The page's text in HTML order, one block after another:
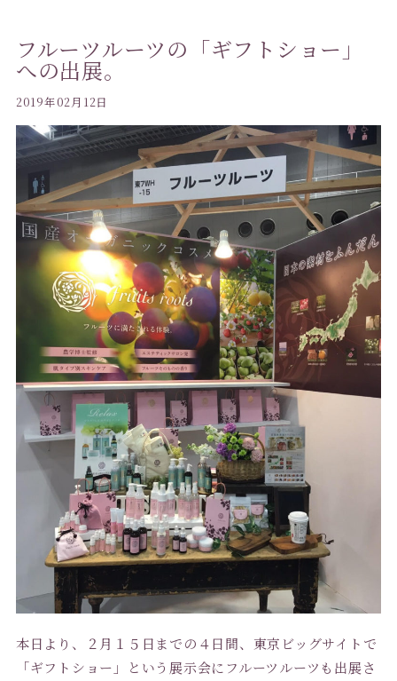
フルーツルーツの「ギフトショー」
への出展。
2019年02月12日
本日より、２月１５日までの４日間、東京ビッグサイトで
「ギフトショー」という展示会にフルーツルーツも出展さ